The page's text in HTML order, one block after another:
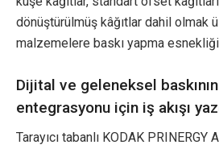
dönüştürülmüş kâğıtlar dahil olmak
malzemelere baskı yapma
Dijital ve geleneksel baskının
entegrasyonu için iş akışı
Tarayıcı tabanlı KODAK